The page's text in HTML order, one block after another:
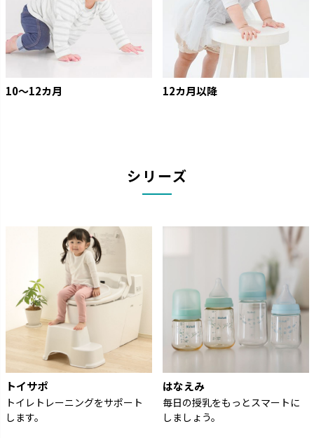
10〜12カ月 12カ月以降
シリーズ
トイサポ
トイレトレーニングをサポート
します。
はなえみ
毎日の授乳をもっとスマートに
しましょう。